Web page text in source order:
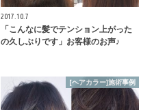
2017.10.7
「こんなに髪でテンション上がった
の久しぶりです」お客様のお声♪
[ヘアカラー]施術事例